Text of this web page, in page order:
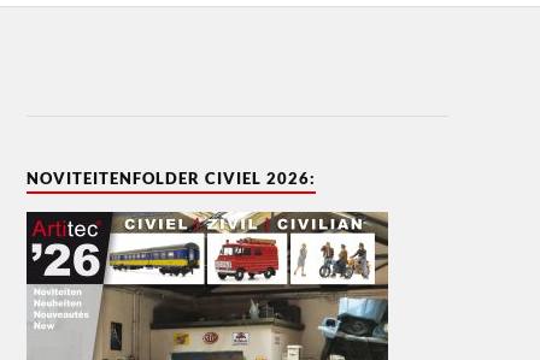
NOVITEITENFOLDER CIVIEL 2026: